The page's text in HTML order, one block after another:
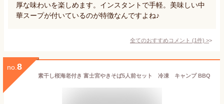
厚な味わいを楽しめます。インスタントで手軽。美味しい中
華スープが付いているのが特徴なんですよね♪
全てのおすすめコメント (1件) >
no. 8
素干し桜海老付き 富士宮やきそば5人前セット 冷凍 キャンプ BBQ